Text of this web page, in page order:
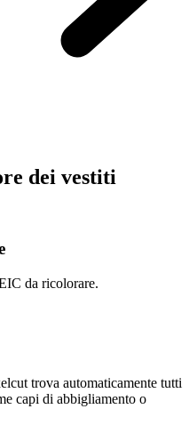
dei vestiti
da ricolorare.
trova automaticamente tutti
capi di abbigliamento o